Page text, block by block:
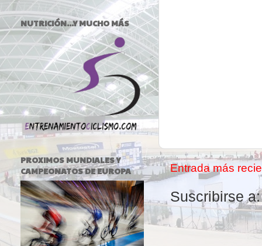
Entrada más
Suscribirse
NUTRICIÓN...Y MUCHO MÁS
PROXIMOS MUNDIALES Y
CAMPEONATOS DE EUROPA